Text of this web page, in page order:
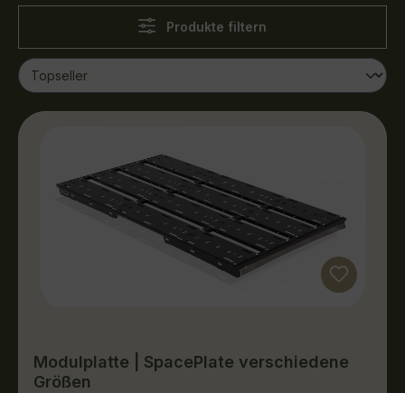
Produkte filtern
Modulplatte | SpacePlate verschiedene
Größen